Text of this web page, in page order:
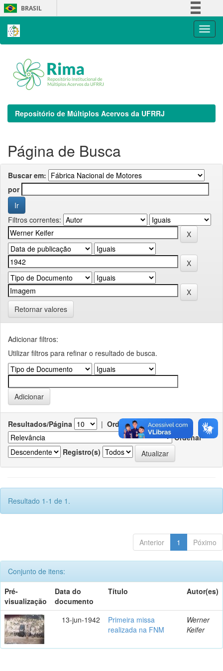
Skip
navigation
BRASIL
Repositório de Múltiplos Acervos da UFRRJ
Página de Busca
Buscar em:
por
Filtros correntes:
Retornar valores
Adicionar filtros:
Utilizar filtros para refinar o resultado de busca.
Resultados/Página | Ordenar registros por
Ordenar
Registro(s)
Resultado 1-1 de 1.
Anterior 1 Póximo
Conjunto de itens:
Pré-
visualização
Data do
documento
Título Autor(es)
13-jun-1942
Primeira missa
realizada na FNM
Werner
Keifer